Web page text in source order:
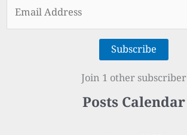
Address
Subscribe
Join 1 other subscriber
Posts Calendar